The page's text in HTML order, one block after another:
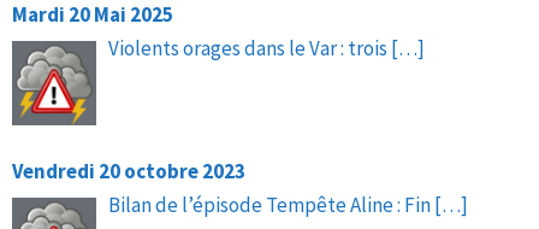
Mardi 20 Mai 2025
Violents orages dans le Var : trois […]
Vendredi 20 octobre 2023
Bilan de l’épisode Tempête Aline : Fin[…]